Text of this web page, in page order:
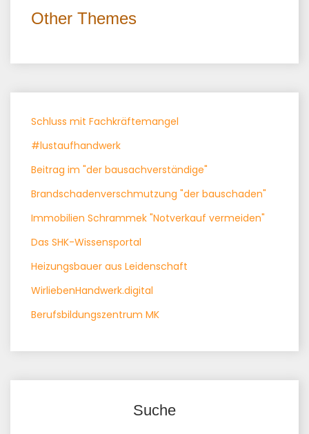
Other Themes
Schluss mit Fachkräftemangel
#lustaufhandwerk
Beitrag im "der bausachverständige"
Brandschadenverschmutzung "der bauschaden"
Immobilien Schrammek "Notverkauf vermeiden"
Das SHK-Wissensportal
Heizungsbauer aus Leidenschaft
WirliebenHandwerk.digital
Berufsbildungszentrum MK
Suche